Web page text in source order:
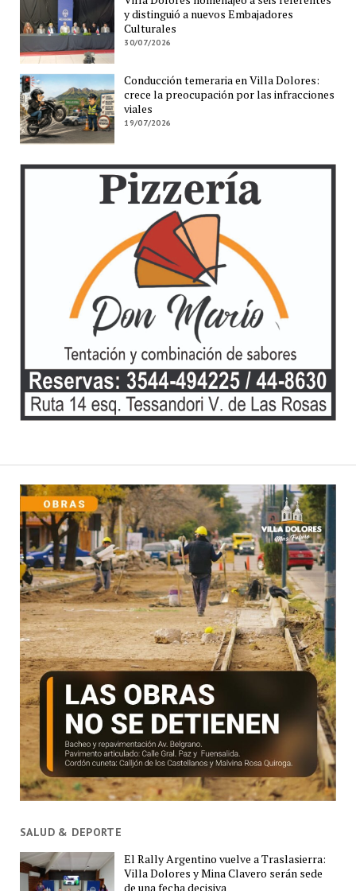
y distinguió a nuevos Embajadores
Culturales
30/07/2026
Conducción temeraria en Villa Dolores:
crece la preocupación por las infracciones
viales
19/07/2026
SALUD & DEPORTE
El Rally Argentino vuelve a Traslasierra:
Villa Dolores y Mina Clavero serán sede
de una fecha decisiva